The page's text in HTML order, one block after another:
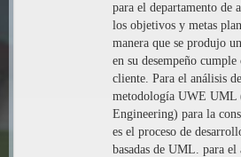
para el departamento de
los objetivos y metas
manera que se produjo
en su desempeño
cliente. Para el análisis
metodología UWE UML
Engineering) para la
es el proceso de
basadas de UML. para el